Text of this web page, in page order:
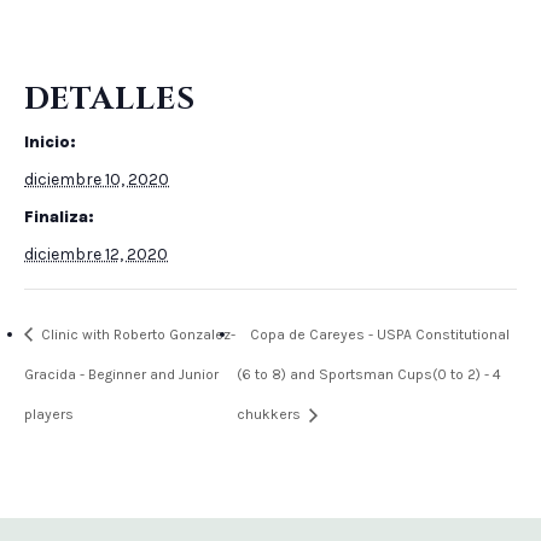
DETALLES
Inicio:
diciembre 10, 2020
Finaliza:
diciembre 12, 2020
Clinic with Roberto Gonzalez-
Gracida - Beginner and Junior
players
Copa de Careyes - USPA Constitutional
(6 to 8) and Sportsman Cups(0 to 2) - 4
chukkers